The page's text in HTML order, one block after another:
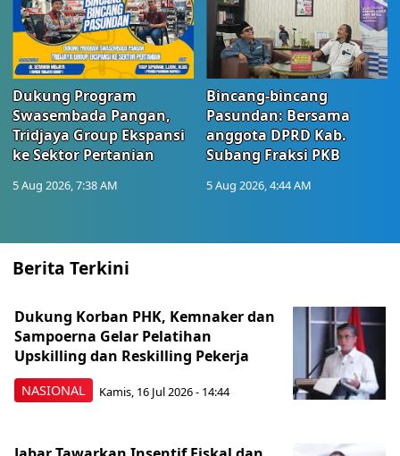
Dukung Program
Swasembada Pangan,
Tridjaya Group Ekspansi
ke Sektor Pertanian
5 Aug 2026, 7:38 AM
Bincang-bincang
Pasundan: Bersama
anggota DPRD Kab.
Subang Fraksi PKB
5 Aug 2026, 4:44 AM
Berita Terkini
NASIONAL
Dukung Korban PHK, Kemnaker dan
Sampoerna Gelar Pelatihan
Upskilling dan Reskilling Pekerja
Kamis, 16 Jul 2026 - 14:44